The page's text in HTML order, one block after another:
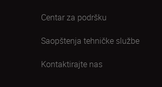
Centar za podršku
Saopštenja tehničke službe
Kontaktirajte nas